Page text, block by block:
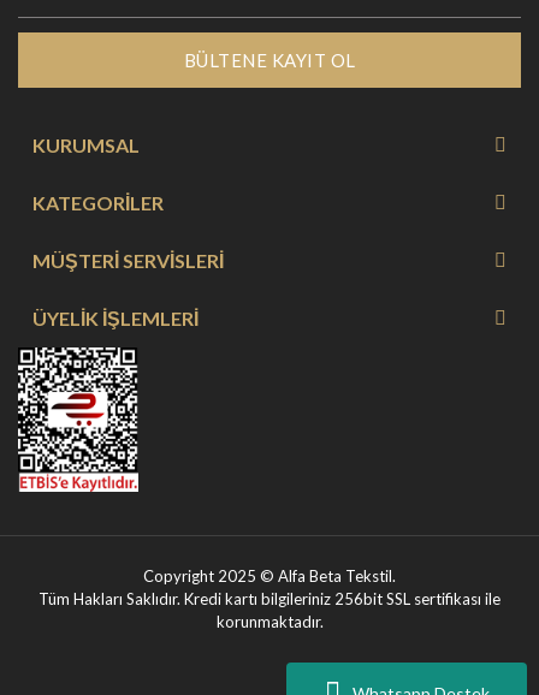
BÜLTENE KAYIT OL
KURUMSAL
KATEGORİLER
MÜŞTERİ SERVİSLERİ
ÜYELİK İŞLEMLERİ
Copyright 2025 © Alfa Beta Tekstil.
Tüm Hakları Saklıdır. Kredi kartı bilgileriniz 256bit SSL sertifikası ile
korunmaktadır.